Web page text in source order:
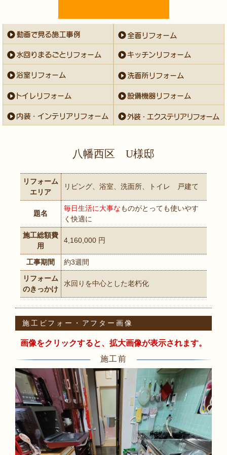
八幡西区 U様邸
リフォーム
エリア
リビング、浴室、洗面所、トイレ 戸建て
題名
毎日生活に大事なものがとっても使いやす
く快適に
施工総額費
用
4,160,000 円
工事期間
約3週間
リフォーム
のきっかけ
水回りを中心とした老朽化
施工ビフォー・アフター画像
画像をクリックすると、拡大画像が表示されます。
施工前